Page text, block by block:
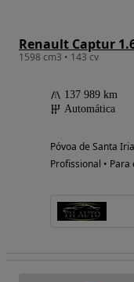
Renault Captur
1598 cm3 • 143 cv
137 989 km
Automática
Póvoa de Santa
Profissional • Para